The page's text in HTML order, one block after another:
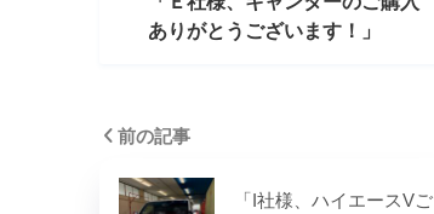
ありがとうございます！」
前の記事
「I社様、ハイエースVご